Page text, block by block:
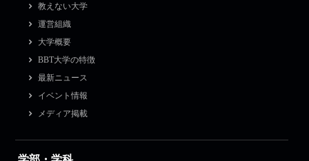
教えない大学
運営組織
大学概要
BBT大学の特徴
最新ニュース
イベント情報
メディア掲載